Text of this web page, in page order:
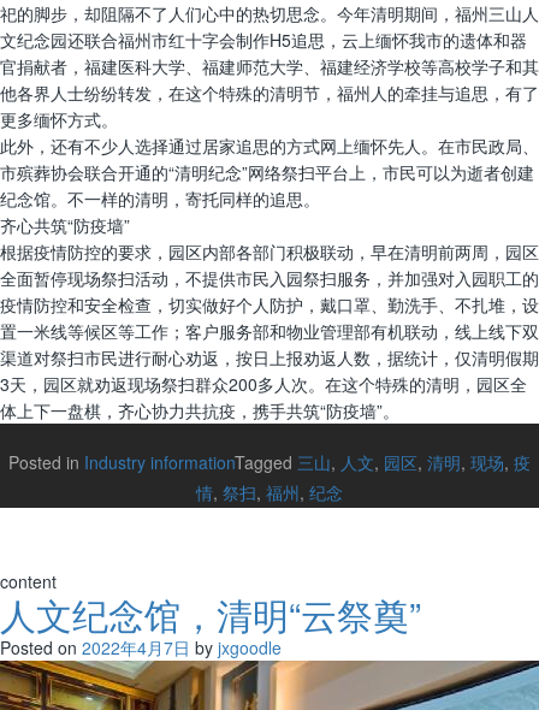
祀的脚步，却阻隔不了人们心中的热切思念。今年清明期间，福州三山人
文纪念园还联合福州市红十字会制作H5追思，云上缅怀我市的遗体和器
官捐献者，福建医科大学、福建师范大学、福建经济学校等高校学子和其
他各界人士纷纷转发，在这个特殊的清明节，福州人的牵挂与追思，有了
更多缅怀方式。
此外，还有不少人选择通过居家追思的方式网上缅怀先人。在市民政局、
市殡葬协会联合开通的“清明纪念”网络祭扫平台上，市民可以为逝者创建
纪念馆。不一样的清明，寄托同样的追思。
齐心共筑“防疫墙”
根据疫情防控的要求，园区内部各部门积极联动，早在清明前两周，园区
全面暂停现场祭扫活动，不提供市民入园祭扫服务，并加强对入园职工的
疫情防控和安全检查，切实做好个人防护，戴口罩、勤洗手、不扎堆，设
置一米线等候区等工作；客户服务部和物业管理部有机联动，线上线下双
渠道对祭扫市民进行耐心劝返，按日上报劝返人数，据统计，仅清明假期
3天，园区就劝返现场祭扫群众200多人次。在这个特殊的清明，园区全
体上下一盘棋，齐心协力共抗疫，携手共筑“防疫墙”。
Posted in Industry informationTagged 三山, 人文, 园区, 清明, 现场, 疫
情, 祭扫, 福州, 纪念
content
人文纪念馆，清明“云祭奠”
Posted on 2022年4月7日 by jxgoodle